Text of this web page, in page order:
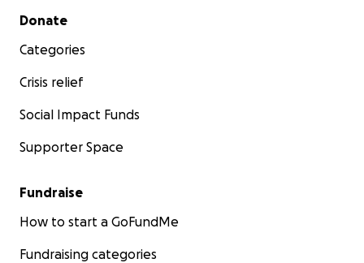
—Una vecina de l'Olleria.
Secondary menu
Donate
Categories
Crisis relief
Social Impact Funds
Supporter Space
Fundraise
How to start a GoFundMe
Fundraising categories